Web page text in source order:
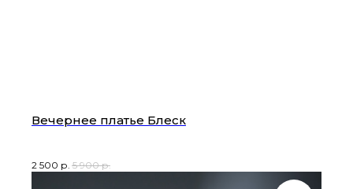
Вечернее платье Блеск
2 500 р. 5 900 р.